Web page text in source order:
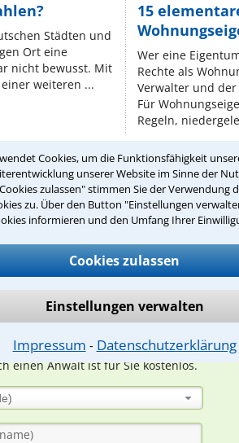
Cookies, um die Funktionsfähigkeit
unserer Website im Sinne der
zulassen" stimmen Sie der Verwendung
zu. Über den Button "Einstellungen
informieren und den Umfang Ihrer
Cookies zulassen
Einstellungen verwalten
Impressum ⁃ Datenschutzerklärung
Städten und
Ort eine
nicht bewusst. Mit
weiteren ...
15
Wer eine
Rechte als
Verwalter und der
Für
Regeln,
Teste Dein Rechtswissen
werden sich spezialisierte
einen Anwalt ist für Sie kostenlos.